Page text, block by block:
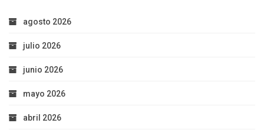
agosto 2026
julio 2026
junio 2026
mayo 2026
abril 2026